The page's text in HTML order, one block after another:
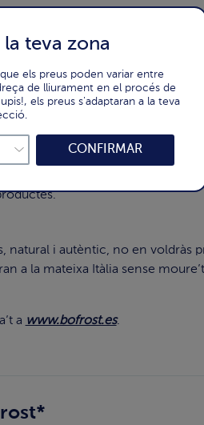
de millorar la digestió i
fonamental per al dia a dia
ne sempre el millor sabor.
però de vegades els
perfecta, ja que disposem de
i autèntic, no en voldràs
a la mateixa Itàlia sense
a www.bofrost.es.
teva zona
els preus poden variar entre
de lliurament en el procés de
els preus s'adaptaran a la teva
CONFIRMAR